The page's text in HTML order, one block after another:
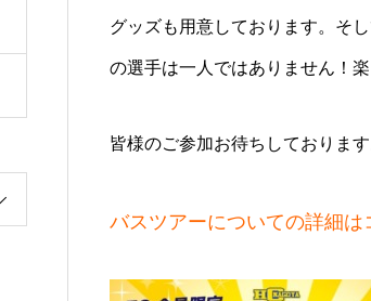
グッズも用意しております。そ
の選手は一人ではありません！
皆様のご参加お待ちしております
バスツアーについての詳細は